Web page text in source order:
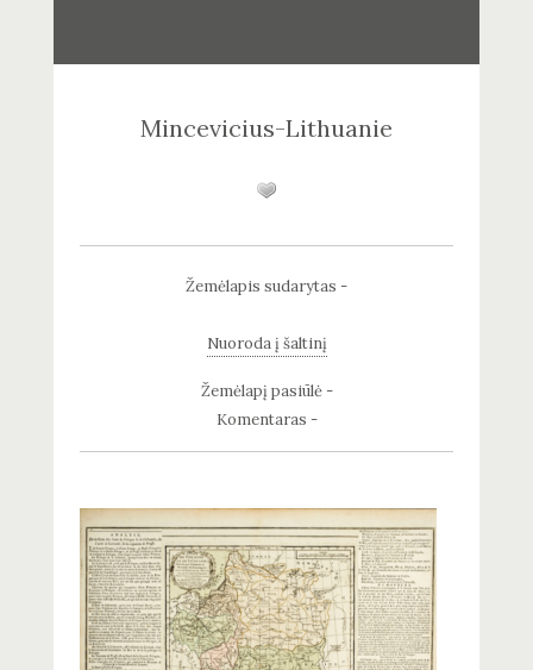
Mincevicius-Lithuanie
Žemėlapis sudarytas -
Nuoroda į šaltinį
Žemėlapį pasiūlė -
Komentaras -